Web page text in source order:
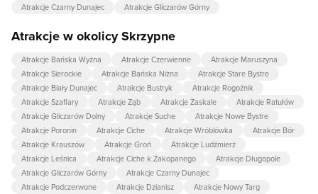
Atrakcje Czarny Dunajec
Atrakcje Gliczarów Górny
Atrakcje w okolicy Skrzypne
Atrakcje Bańska Wyżna Atrakcje Czerwienne
Atrakcje Maruszyna
Atrakcje Sierockie
Atrakcje Bańska Niżna
Atrakcje Stare Bystre
Atrakcje Biały Dunajec
Atrakcje Bustryk
Atrakcje Rogoźnik
Atrakcje Szaflary
Atrakcje Ząb Atrakcje Zaskale
Atrakcje Ratułów
Atrakcje Gliczarów Dolny
Atrakcje Suche
Atrakcje Nowe Bystre
Atrakcje Poronin
Atrakcje Ciche Atrakcje Wróblówka
Atrakcje Bór
Atrakcje Krauszów
Atrakcje Groń
Atrakcje Ludźmierz
Atrakcje Leśnica
Atrakcje Ciche k.Zakopanego
Atrakcje Długopole
Atrakcje Gliczarów Górny
Atrakcje Czarny Dunajec
Atrakcje Podczerwone
Atrakcje Dzianisz
Atrakcje Nowy Targ